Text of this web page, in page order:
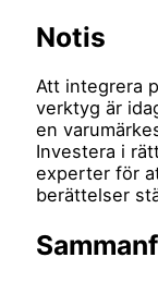
Notis
Att integrera
verktyg är
en
Investera i
experter för
berättelser